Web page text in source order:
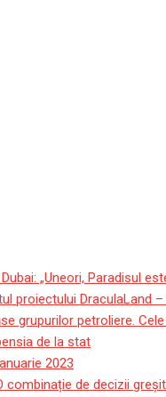
„Uneori, Paradisul
proiectului DraculaLand
grupurilor petroliere.
de la stat
2023
de decizii